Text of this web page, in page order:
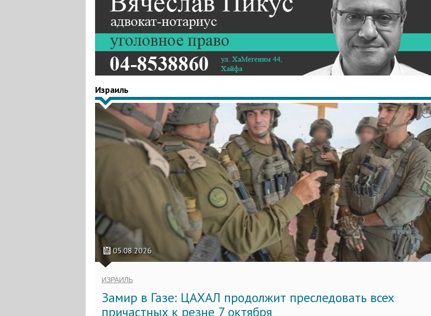
Израиль
05.08.2026
ИЗРАИЛЬ
Замир в Газе: ЦАХАЛ продолжит преследовать всех
причастных к резне 7 октября